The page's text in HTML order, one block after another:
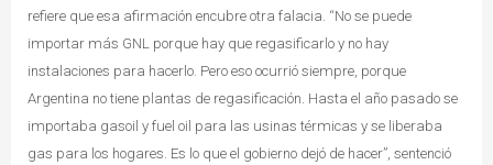
refiere que esa afirmación encubre otra falacia. “No se puede
importar más GNL porque hay que regasificarlo y no hay
instalaciones para hacerlo. Pero eso ocurrió siempre, porque
Argentina no tiene plantas de regasificación. Hasta el año pasado se
importaba gasoil y fuel oil para las usinas térmicas y se liberaba
gas para los hogares. Es lo que el gobierno dejó de hacer”, sentenció